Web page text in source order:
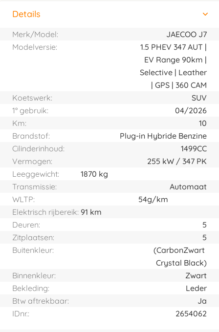
Horizontal tab group
Details
Merk/Model:
JAECOO J7
Modelversie:
1.5 PHEV 347 AUT |
EV Range 90km |
Selective | Leather
| GPS | 360 CAM
Koetswerk:
SUV
1° gebruik:
04/2026
Km:
10
Brandstof:
Plug-in Hybride Benzine
Cilinderinhoud:
1499CC
Vermogen:
255 kW 347PK
Leeggewicht:
1870 kg
Transmissie:
Automaat
WLTP:
54g/km
Elektrisch rijbereik: 91 km
Deuren:
5
Zitplaatsen:
5
Buitenkleur:
Zwart
(Carbon
Crystal Black)
Binnenkleur:
Zwart
Bekleding:
Leder
Btw aftrekbaar:
Ja
IDnr.:
2654062